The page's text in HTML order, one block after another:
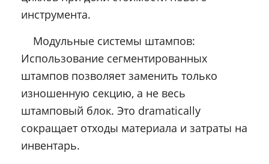
инструмента.
Модульные системы штампов:
Использование сегментированных
штампов позволяет заменить только
изношенную секцию, а не весь
штамповый блок. Это dramatically
сокращает отходы материала и затраты на
инвентарь.